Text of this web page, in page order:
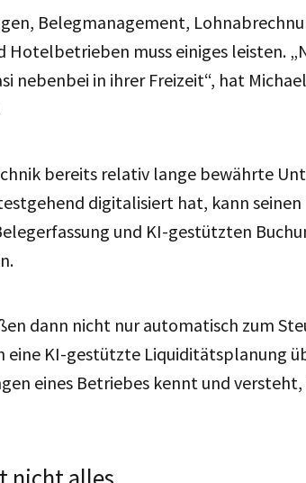
Belegmanagement,
Hotelbetrieben muss einiges leisten.
nebenbei in ihrer Freizeit“, hat
bereits relativ lange bewährte
digitalisiert hat, kann
und KI-gestützten
dann nicht nur automatisch zum
eine KI-gestützte Liquiditätsplanung
eines Betriebes kennt und